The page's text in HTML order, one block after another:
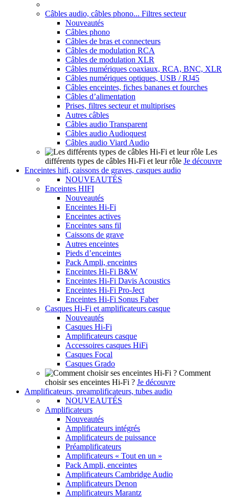
Câbles audio, câbles phono... Filtres secteur
Nouveautés
Câbles phono
Câbles de bras et connecteurs
Câbles de modulation RCA
Câbles de modulation XLR
Câbles numériques coaxiaux, RCA, BNC, XLR
Câbles numériques optiques, USB / RJ45
Câbles enceintes, fiches bananes et fourches
Câbles d’alimentation
Prises, filtres secteur et multiprises
Autres câbles
Câbles audio Transparent
Câbles audio Audioquest
Câbles audio Viard Audio
Les
différents types de câbles Hi-Fi et leur rôle Je découvre
Enceintes hifi, caissons de graves, casques audio
NOUVEAUTÉS
Enceintes HIFI
Nouveautés
Enceintes Hi-Fi
Enceintes actives
Enceintes sans fil
Caissons de grave
Autres enceintes
Pieds d’enceintes
Pack Ampli, enceintes
Enceintes Hi-Fi B&W
Enceintes Hi-Fi Davis Acoustics
Enceintes Hi-Fi Pro-Ject
Enceintes Hi-Fi Sonus Faber
Casques Hi-Fi et amplificateurs casque
Nouveautés
Casques Hi-Fi
Amplificateurs casque
Accessoires casques HiFi
Casques Focal
Casques Grado
Comment
choisir ses enceintes Hi-Fi ? Je découvre
Amplificateurs, preamplificateurs, tubes audio
NOUVEAUTÉS
Amplificateurs
Nouveautés
Amplificateurs intégrés
Amplificateurs de puissance
Préamplificateurs
Amplificateurs « Tout en un »
Pack Ampli, enceintes
Amplificateurs Cambridge Audio
Amplificateurs Denon
Amplificateurs Marantz